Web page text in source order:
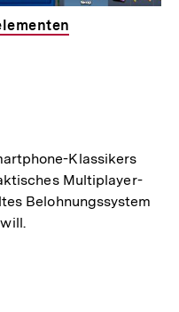
Klassikers
Multiplayer-
Belohnungssystem